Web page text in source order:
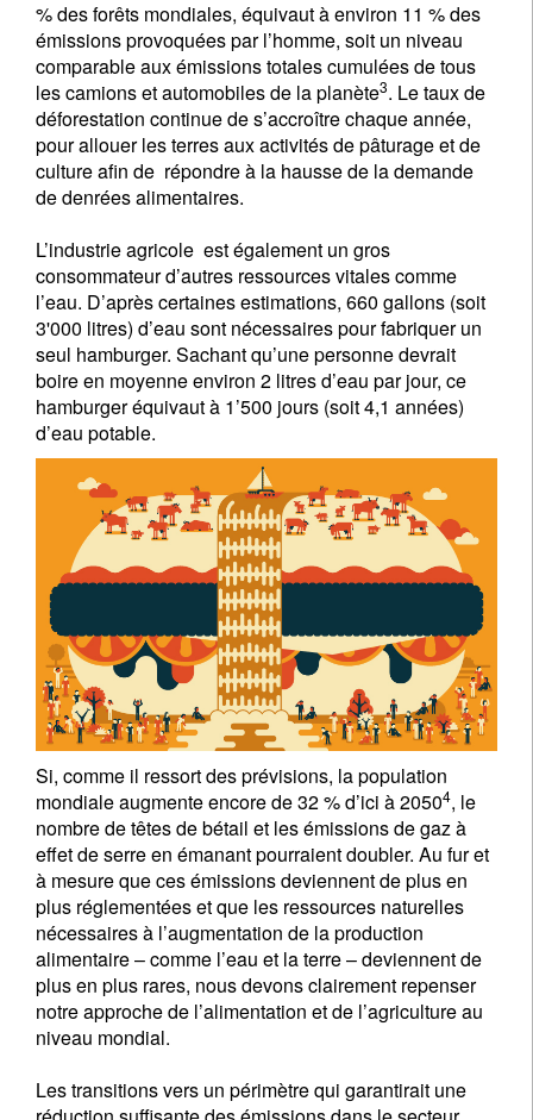
% des forêts mondiales, équivaut à environ 11 % des
émissions provoquées par l’homme, soit un niveau
comparable aux émissions totales cumulées de tous
les camions et automobiles de la planète3. Le taux de
déforestation continue de s’accroître chaque année,
pour allouer les terres aux activités de pâturage et de
culture afin de répondre à la hausse de la demande
de denrées alimentaires.
L’industrie agricole est également un gros
consommateur d’autres ressources vitales comme
l’eau. D’après certaines estimations, 660 gallons (soit
3'000 litres) d’eau sont nécessaires pour fabriquer un
seul hamburger. Sachant qu’une personne devrait
boire en moyenne environ 2 litres d’eau par jour, ce
hamburger équivaut à 1’500 jours (soit 4,1 années)
d’eau potable.
Si, comme il ressort des prévisions, la population
mondiale augmente encore de 32 % d’ici à 20504, le
nombre de têtes de bétail et les émissions de gaz à
effet de serre en émanant pourraient doubler. Au fur et
à mesure que ces émissions deviennent de plus en
plus réglementées et que les ressources naturelles
nécessaires à l’augmentation de la production
alimentaire – comme l’eau et la terre – deviennent de
plus en plus rares, nous devons clairement repenser
notre approche de l’alimentation et de l’agriculture au
niveau mondial.
Les transitions vers un périmètre qui garantirait une